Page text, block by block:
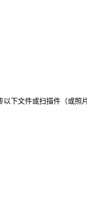
下文件或扫描件（或照